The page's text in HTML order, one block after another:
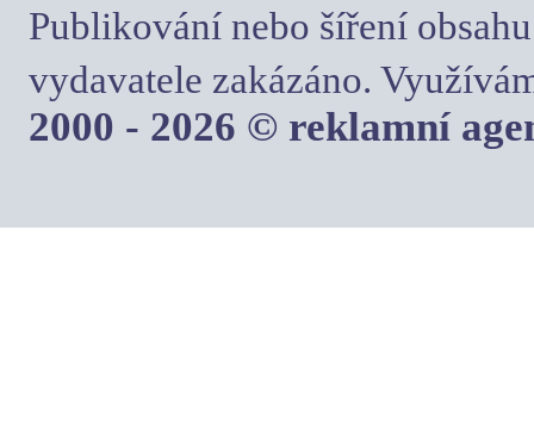
Publikování nebo šíření
vydavatele zakázáno.
2000 - 2026 © reklamní